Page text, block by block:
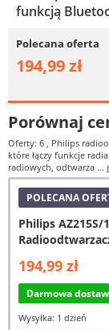
funkcją
Polecana oferta
194,99 zł
Porównaj
Oferty: 6 , Philips
które łączy funkcje
radiowych, odtwarza ...
POLECANA
Philips AZ215S/
194,99 zł
Darmowa
Wysyłka: 1 dzień